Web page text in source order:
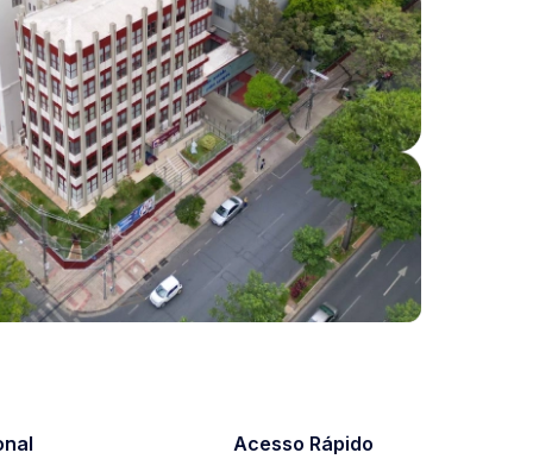
Acesso Rápido